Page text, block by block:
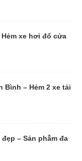
xe hơi đổ cửa
Bình – Hẻm 2 xe tải
– Sản phẫm đa